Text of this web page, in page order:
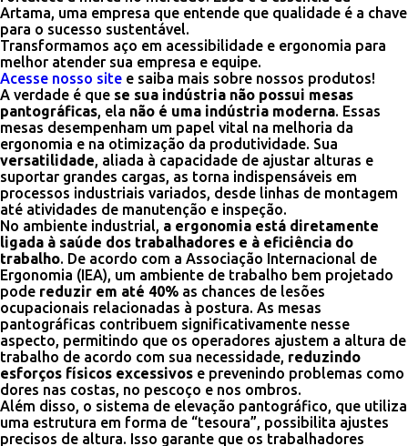
Artama, uma empresa que entende que qualidade é a chave
para o sucesso sustentável.
Transformamos aço em acessibilidade e ergonomia para
melhor atender sua empresa e equipe.
Acesse nosso site e saiba mais sobre nossos produtos!
A verdade é que se sua indústria não possui mesas
pantográficas, ela não é uma indústria moderna. Essas
mesas desempenham um papel vital na melhoria da
ergonomia e na otimização da produtividade. Sua
versatilidade, aliada à capacidade de ajustar alturas e
suportar grandes cargas, as torna indispensáveis em
processos industriais variados, desde linhas de montagem
até atividades de manutenção e inspeção.
No ambiente industrial, a ergonomia está diretamente
ligada à saúde dos trabalhadores e à eficiência do
trabalho. De acordo com a Associação Internacional de
Ergonomia (IEA), um ambiente de trabalho bem projetado
pode reduzir em até 40% as chances de lesões
ocupacionais relacionadas à postura. As mesas
pantográficas contribuem significativamente nesse
aspecto, permitindo que os operadores ajustem a altura de
trabalho de acordo com sua necessidade, reduzindo
esforços físicos excessivos e prevenindo problemas como
dores nas costas, no pescoço e nos ombros.
Além disso, o sistema de elevação pantográfico, que utiliza
uma estrutura em forma de “tesoura”, possibilita ajustes
precisos de altura. Isso garante que os trabalhadores